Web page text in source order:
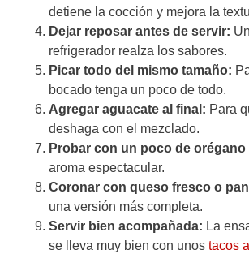
detiene la cocción y mejora la
Dejar reposar antes de servir:
refrigerador realza los sabores.
Picar todo del mismo tamaño:
bocado tenga un poco de todo.
Agregar aguacate al final: Para
deshaga con el mezclado.
Probar con un poco de orégano
aroma espectacular.
Coronar con queso fresco o
una versión más completa.
Servir bien acompañada: La
se lleva muy bien con unos tacos